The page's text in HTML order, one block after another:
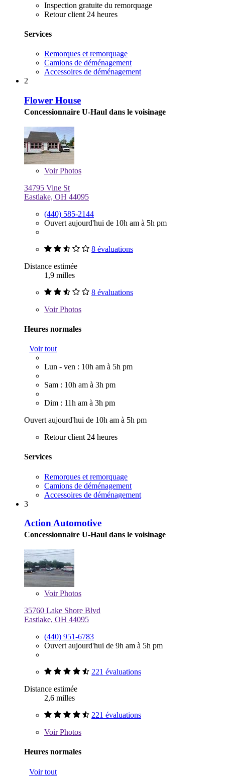
Inspection gratuite du remorquage
Retour client 24 heures
Services
Remorques et remorquage
Camions de déménagement
Accessoires de déménagement
2
Flower House
Concessionnaire U-Haul dans le voisinage
VoirPhotos
34795 Vine St
Eastlake, OH 44095
(440) 585-2144
Ouvert aujourd'hui de 10h am à 5h pm
8 évaluations
Distance estimée
1,9 milles
8 évaluations
VoirPhotos
Heures normales
Voir tout
Lun - ven : 10h am à 5h pm
Sam : 10h am à 3h pm
Dim : 11h am à 3h pm
Ouvert aujourd'hui de 10h am à 5h pm
Retour client 24 heures
Services
Remorques et remorquage
Camions de déménagement
Accessoires de déménagement
3
Action Automotive
Concessionnaire U-Haul dans le voisinage
VoirPhotos
35760 Lake Shore Blvd
Eastlake, OH 44095
(440) 951-6783
Ouvert aujourd'hui de 9h am à 5h pm
221 évaluations
Distance estimée
2,6 milles
221 évaluations
VoirPhotos
Heures normales
Voir tout